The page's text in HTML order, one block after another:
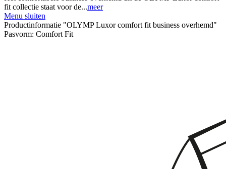
fit collectie staat voor de...meer
Menu sluiten
Productinformatie "OLYMP Luxor comfort fit business overhemd"
Pasvorm: Comfort Fit